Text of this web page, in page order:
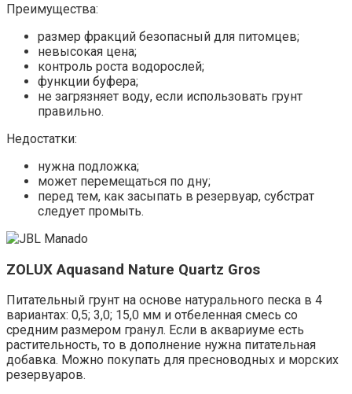
Преимущества:
размер фракций безопасный для питомцев;
невысокая цена;
контроль роста водорослей;
функции буфера;
не загрязняет воду, если использовать грунт
правильно.
Недостатки:
нужна подложка;
может перемещаться по дну;
перед тем, как засыпать в резервуар, субстрат
следует промыть.
ZOLUX Aquasand Nature Quartz Gros
Питательный грунт на основе натурального песка в 4
вариантах: 0,5; 3,0; 15,0 мм и отбеленная смесь со
средним размером гранул. Если в аквариуме есть
растительность, то в дополнение нужна питательная
добавка. Можно покупать для пресноводных и морских
резервуаров.